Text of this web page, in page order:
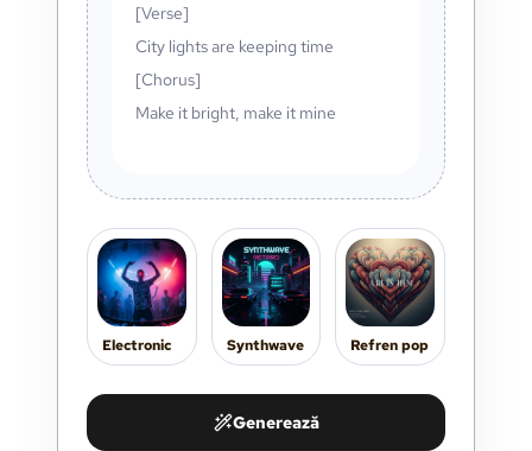
[Verse]
City lights are keeping time
[Chorus]
Make it bright, make it mine
Electronic Synthwave Refren pop
Generează